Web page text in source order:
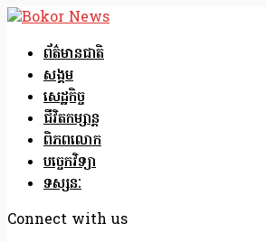
ព័ត៌មានជាតិ
សង្គម
សេដ្ឋកិច្ច
ជីវិតកម្សាន្ត
ពិភពលោក
បច្ចេកវិទ្យា
ទស្សនៈ
Connect with us